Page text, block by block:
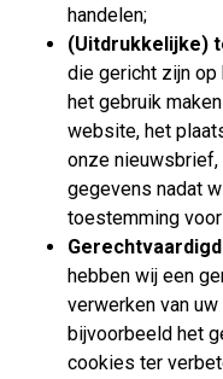
handelen;
(Uitdrukkelijke)
die gericht zijn op
het gebruik
website, het
onze
gegevens nadat
toestemming
hebben wij een
verwerken van
bijvoorbeeld het
cookies ter